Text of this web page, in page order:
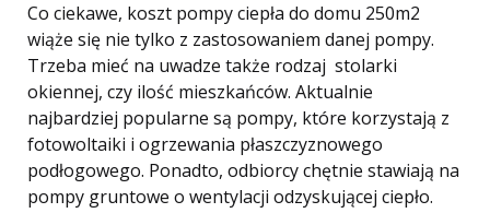
Co ciekawe, koszt pompy ciepła do domu 250m2
wiąże się nie tylko z zastosowaniem danej pompy.
Trzeba mieć na uwadze także rodzaj stolarki
okiennej, czy ilość mieszkańców. Aktualnie
najbardziej popularne są pompy, które korzystają z
fotowoltaiki i ogrzewania płaszczyznowego
podłogowego. Ponadto, odbiorcy chętnie stawiają na
pompy gruntowe o wentylacji odzyskującej ciepło.